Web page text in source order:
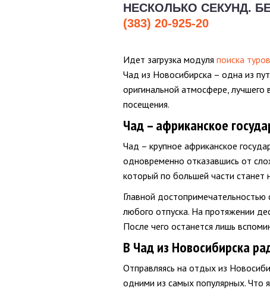
НЕСКОЛЬКО СЕКУНД.
(383) 20-925-20
Идет загрузка модуля поиска туров
Чад из Новосибирска – одна из
оригинальной атмосфере,
посещения.
Чад – африканское
Чад – крупное африканское
одновременно отказавшись от
который по большей части
Главной
любого отпуска. На протяжении
После чего останется лишь
В Чад из Новосибирска
Отправляясь на отдых из
одними из самых популярных. Что